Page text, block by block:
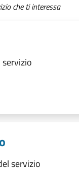
che ti interessa
servizio